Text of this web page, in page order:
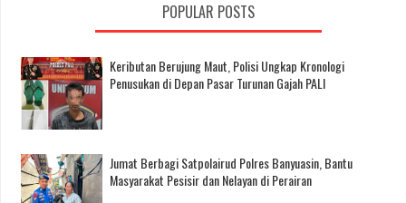
POPULAR POSTS
Keributan Berujung Maut, Polisi Ungkap Kronologi
Penusukan di Depan Pasar Turunan Gajah PALI
Jumat Berbagi Satpolairud Polres Banyuasin, Bantu
Masyarakat Pesisir dan Nelayan di Perairan